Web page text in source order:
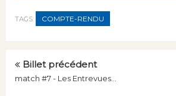
TAGS: COMPTE-RENDU
Billet précédent
match #7 - Les Entrevues...